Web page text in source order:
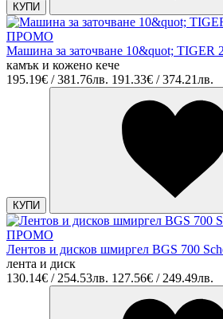
КУПИ
ПРОМО
Машина за заточване 10&quot; TIGER
камък и кожено кече
195.19€ / 381.76лв. 191.33€ / 374.21лв.
КУПИ
ПРОМО
Лентов и дисков шмиргел BGS 700
лента и диск
130.14€ / 254.53лв. 127.56€ / 249.49лв.